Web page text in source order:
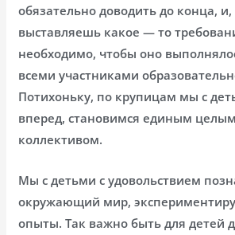
обязательно доводить до конца, и,
выставляешь какое — то
необходимо, чтобы оно
всеми участниками
Потихоньку, по крупицам мы с
вперед, становимся единым
коллективом.
Мы с детьми с удовольствием
окружающий мир,
опыты. Так важно быть для детей